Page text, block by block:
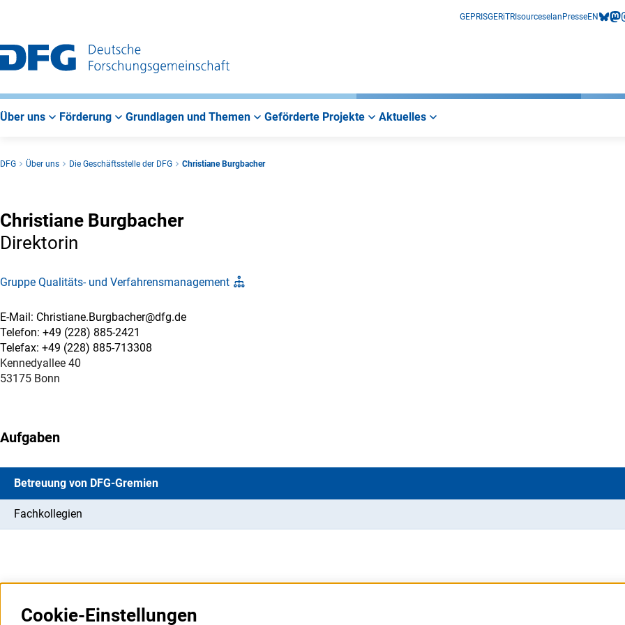
GEPRISGERiTRIsourceselan PresseEN
Über uns Förderung Grundlagen und Themen Geförderte Projekte Aktuelles
DFG Über uns Die Geschäftsstelle der DFG Christiane Burgbacher
Christiane Burgbacher
Direktorin
Gruppe Qualitäts- und Verfahrensmanagement
E-Mail: Christiane.Burgbacher@dfg.de
Telefon: +49 (228) 885-2421
Telefax: +49 (228) 885-713308
Kennedyallee 40
53175 Bonn
Aufgaben
Betreuung von DFG-Gremien
Fachkollegien
Cookie-Einstellungen